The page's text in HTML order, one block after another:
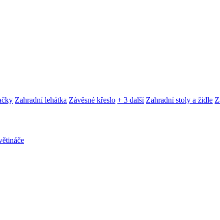
Zahradní lehátka Závěsné křeslo + 3 další Zahradní stoly a židle